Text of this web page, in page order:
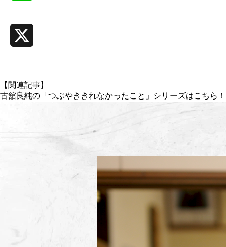
【関連記事】
古舘良純の「つぶやききれなかったこと」シリーズはこちら！